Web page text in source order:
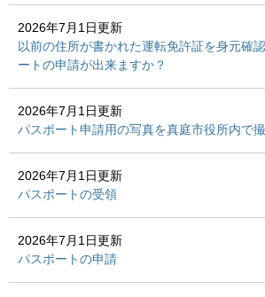
2026年7月1日更新
以前の住所が書かれた運転免許証を身元確
ートの申請が出来ますか？
2026年7月1日更新
パスポート申請用の写真を真庭市役所内で
2026年7月1日更新
パスポートの受領
2026年7月1日更新
パスポートの申請